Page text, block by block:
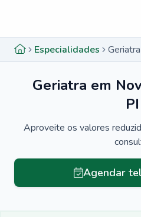
Especialidades
Geriatra em
PI
Aproveite os valores
Agendar